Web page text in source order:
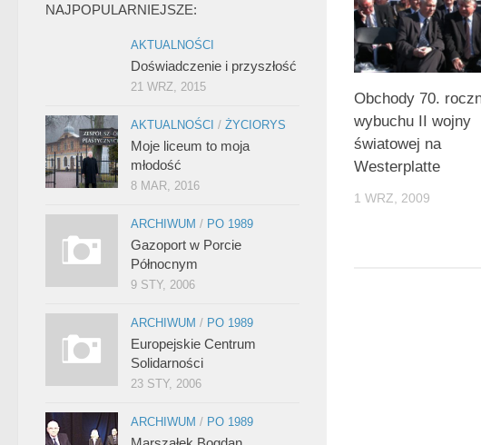
Obchody 70.
wybuchu II wojny
światowej na
Westerplatte
1 WRZ, 2009
NAJPOPULARNIEJSZE:
AKTUALNOŚCI
Doświadczenie i przyszłość
21 WRZ, 2015
AKTUALNOŚCI / ŻYCIORYS
Moje liceum to moja
młodość
8 MAR, 2016
ARCHIWUM / PO 1989
Gazoport w Porcie
Północnym
9 STY, 2006
ARCHIWUM / PO 1989
Europejskie Centrum
Solidarności
23 STY, 2006
ARCHIWUM / PO 1989